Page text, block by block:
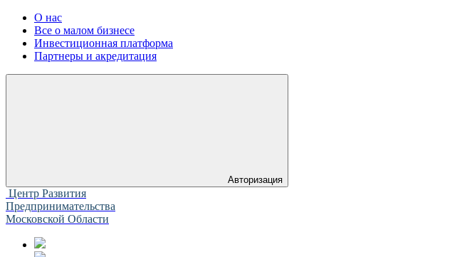
О нас
Все о малом бизнесе
Инвестиционная платформа
Партнеры и акредитация
Авторизация
Центр Развития
Предпринимательства
Московской Области